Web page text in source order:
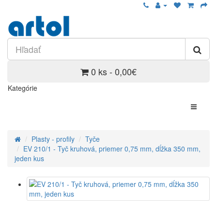
0 ks - 0,00€
Kategórie
Plasty - profily
Tyče
EV 210/1 - Tyč kruhová, priemer 0,75 mm, dĺžka 350 mm,
jeden kus